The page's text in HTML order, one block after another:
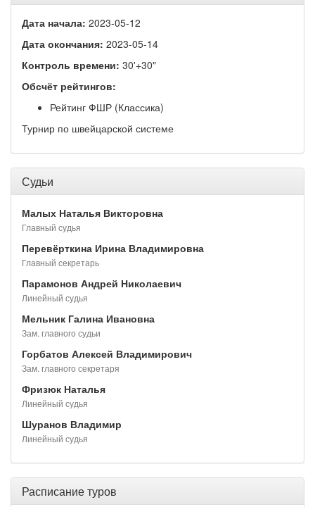
Дата начала: 2023-05-12
Дата окончания: 2023-05-14
Контроль времени: 30'+30"
Обсчёт рейтингов:
Рейтинг ФШР (Классика)
Турнир по швейцарской системе
Судьи
Малых Наталья Викторовна
Главный судья
Перевёрткина Ирина Владимировна
Главный секретарь
Парамонов Андрей Николаевич
Линейный судья
Мельник Галина Ивановна
Зам. главного судьи
Горбатов Алексей Владимирович
Зам. главного секретаря
Фризюк Наталья
Линейный судья
Шуранов Владимир
Линейный судья
Расписание туров